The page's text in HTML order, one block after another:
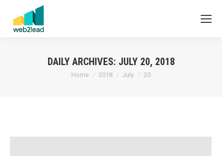
DAILY ARCHIVES: JULY 20, 2018
You are here:
Home 2018 July 20